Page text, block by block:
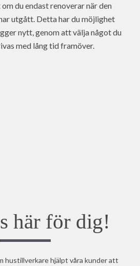
du endast renoverar när den
utgått. Detta har du möjlighet
nytt, genom att välja något du
med lång tid framöver.
här för dig!
hustillverkare hjälpt våra kunder att